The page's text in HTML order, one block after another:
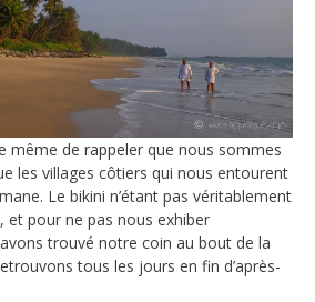
même de rappeler que nous sommes
les villages côtiers qui nous entourent
Le bikini n’étant pas véritablement
pour ne pas nous exhiber
trouvé notre coin au bout de la
tous les jours en fin d’après-